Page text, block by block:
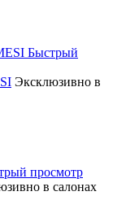
Быстрый
Эксклюзивно в
просмотр
в салонах